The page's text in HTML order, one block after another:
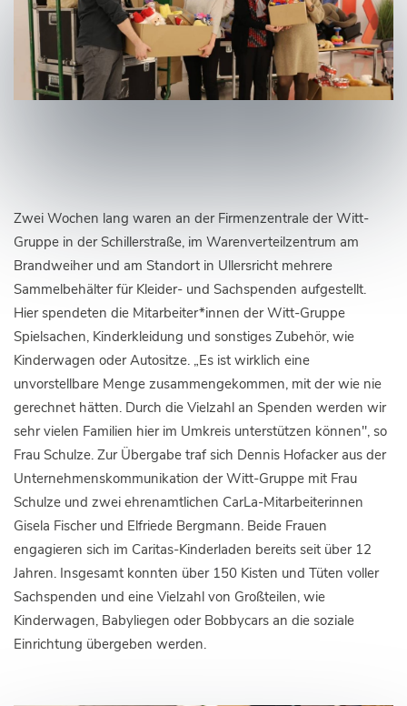
Zwei Wochen lang waren an der Firmenzentrale der Witt-
Gruppe in der Schillerstraße, im Warenverteilzentrum am
Brandweiher und am Standort in Ullersricht mehrere
Sammelbehälter für Kleider- und Sachspenden aufgestellt.
Hier spendeten die Mitarbeiter*innen der Witt-Gruppe
Spielsachen, Kinderkleidung und sonstiges Zubehör, wie
Kinderwagen oder Autositze. „Es ist wirklich eine
unvorstellbare Menge zusammengekommen, mit der wie nie
gerechnet hätten. Durch die Vielzahl an Spenden werden wir
sehr vielen Familien hier im Umkreis unterstützen können", so
Frau Schulze. Zur Übergabe traf sich Dennis Hofacker aus der
Unternehmenskommunikation der Witt-Gruppe mit Frau
Schulze und zwei ehrenamtlichen CarLa-Mitarbeiterinnen
Gisela Fischer und Elfriede Bergmann. Beide Frauen
engagieren sich im Caritas-Kinderladen bereits seit über 12
Jahren. Insgesamt konnten über 150 Kisten und Tüten voller
Sachspenden und eine Vielzahl von Großteilen, wie
Kinderwagen, Babyliegen oder Bobbycars an die soziale
Einrichtung übergeben werden.